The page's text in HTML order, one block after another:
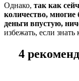
Однако, так как
количество,
деньги впустую,
избежать, если
4